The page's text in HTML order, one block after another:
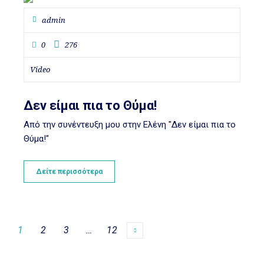
admin
0 276
Video
Δεν είμαι πια το Θύμα!
Από την συνέντευξη μου στην Ελένη "Δεν είμαι πια το
Θύμα!"
Δείτε περισσότερα
1 2 3 … 12